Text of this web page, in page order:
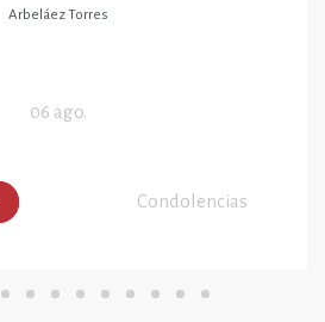
Arbeláez Torres
06 ago.
Condolencias